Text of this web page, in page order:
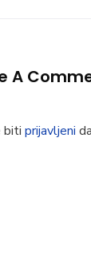
A
biti prijavljeni